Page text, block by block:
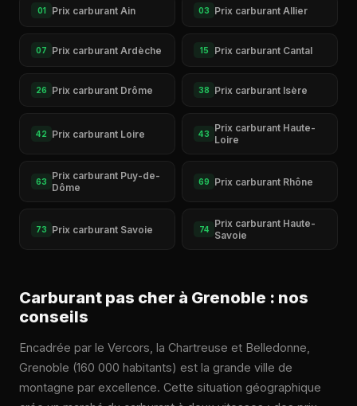
01 Prix carburant Ain 03 Prix carburant Allier
07 Prix carburant Ardèche 15 Prix carburant Cantal
26 Prix carburant Drôme 38 Prix carburant Isère
42 Prix carburant Loire 43
Prix carburant Haute-
Loire
63
Prix carburant Puy-de-
Dôme
69 Prix carburant Rhône
73 Prix carburant Savoie 74
Prix carburant Haute-
Savoie
Carburant pas cher à Grenoble : nos
conseils
Encadrée par le Vercors, la Chartreuse et Belledonne,
Grenoble (160 000 habitants) est la grande ville de
montagne par excellence. Cette situation géographique